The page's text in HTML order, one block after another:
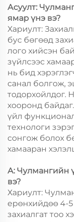
Асуулт:
ямар үнэ вэ?
Хариулт:
бус бөгөөд
лого хийсэн
зүйлсээс
нь бид
санал болгож,
тодорхойлдог.
хооронд
үйл
технологи
сонгож болох
хамааран
А: Чулмангийн
вэ?
Хариулт:
ерөнхийдөө 4-5
захиалгат тоо